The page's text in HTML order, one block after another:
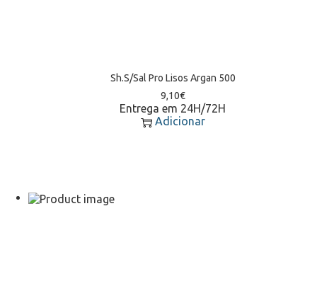
Sh.S/Sal Pro Lisos Argan 500
9,10€
Entrega em 24H/72H
Adicionar